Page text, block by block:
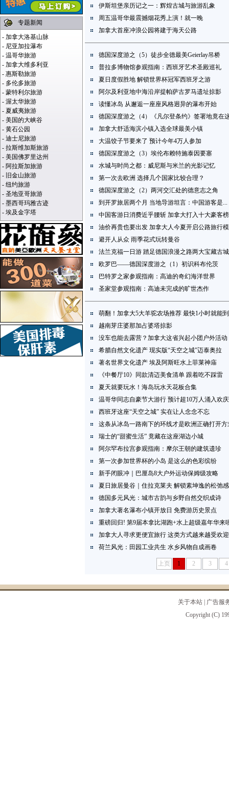
专题新闻
- 加拿大洛基山脉
- 尼亚加拉瀑布
- 温哥华旅游
- 加拿大维多利亚
- 惠斯勒旅游
- 多伦多旅游
- 蒙特利尔旅游
- 渥太华旅游
- 夏威夷旅游
- 美国的大峡谷
- 黄石公园
- 迪士尼旅游
- 拉斯维加斯旅游
- 美国佛罗里达州
- 阿拉斯加旅游
- 旧金山旅游
- 纽约旅游
- 圣地亚哥旅游
- 墨西哥玛雅古迹
- 埃及金字塔
伊斯坦堡亲历记之一：辉煌古城与旅游乱象
周五温哥华最震撼烟花秀上演！就一晚
加拿大首座冲浪公园将建于海天公路
德国深度游之（5）徒步全德最美Geierlay吊桥
普拉多博物馆参观指南：西班牙艺术圣殿巡礼
夏日度假胜地 解锁世界杯冠军西班牙之游
阿尔及利亚地中海沿岸提帕萨古罗马遗址掠影
读懂冰岛 从邂逅一座座风格迥异的瀑布开始
德国深度游之（4）《凡尔登条约》签署地竟在
加拿大舒适海滨小镇入选全球最美小镇
大温饺子节要来了 预计今年4万人参加
德国深度游之（3）埃伦布赖特施泰因要塞
水城与时尚之都：威尼斯与米兰的光影记忆
第一次去欧洲 选择几个国家比较合理？
德国深度游之（2）两河交汇处的德意志之角
到开罗旅居两个月 当地导游坦言：中国游客是...
中国客游日消费近乎腰斩 加拿大打入十大豪客榜
油价再贵也要出发 加拿大人今夏开启公路旅行
避开人从众 雨季花式玩转曼谷
法兰克福一日游 踏足德国浪漫之路两大宝藏古城
欧罗巴——德国深度游之（1）初识科布伦茨
巴特罗之家参观指南：高迪的奇幻海洋世界
圣家堂参观指南：高迪未完成的旷世杰作
萌翻！加拿大5大羊驼农场推荐 最快1小时就能到
越南芽庄婆那加占婆塔掠影
没车也能去露营？加拿大这省兴起小团户外活动
希腊自然文化遗产 现实版“天空之城”迈泰奥拉
著名世界文化遗产 埃及阿斯旺水上菲莱神庙
《中餐厅10》同款清迈美食清单 跟着吃不踩雷
夏天就要玩水！海岛玩水天花板合集
温哥华同志自豪节大游行 预计超10万人涌入欢庆
西班牙这座“天空之城” 实在让人念念不忘
这条从冰岛一路南下的环线才是欧洲正确打开方
瑞士的“甜蜜生活” 竟藏在这座湖边小城
阿尔罕布拉宫参观指南：摩尔王朝的建筑遗珍
第一次参加世界杯的小岛 是这么的色彩缤纷
新手闭眼冲｜巴厘岛8大户外运动保姆级攻略
夏日旅居曼谷｜住拉克莱夫 解锁素坤逸的松弛感
德国多元风光：城市古韵与乡野自然交织成诗
加拿大著名瀑布小镇开放日 免费游历史景点
重磅回归! 第9届本拿比湖跑+水上超级嘉年华来
加拿大人寻求更便宜旅行 这类方式越来越受欢迎
荷兰风光：田园工业共生 水乡风物自成画卷
上页 1 2 3 4
关于本站
广告服
Copyright (C)